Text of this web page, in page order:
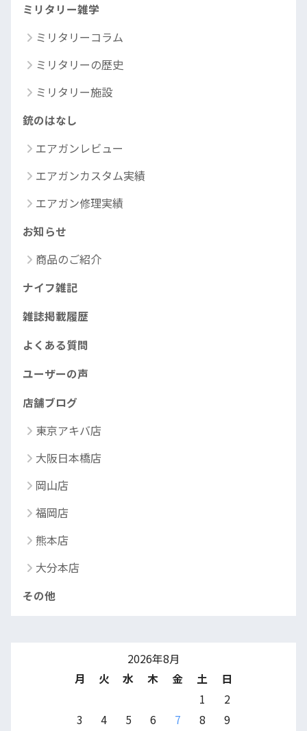
ミリタリー雑学
ミリタリーコラム
ミリタリーの歴史
ミリタリー施設
銃のはなし
エアガンレビュー
エアガンカスタム実績
エアガン修理実績
お知らせ
商品のご紹介
ナイフ雑記
雑誌掲載履歴
よくある質問
ユーザーの声
店舗ブログ
東京アキバ店
大阪日本橋店
岡山店
福岡店
熊本店
大分本店
その他
2026年8月
月
火 水 木 金 土
日
1
2
3
4 5 6 7 8
9